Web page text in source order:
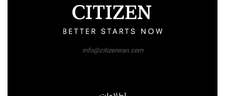
info@citizeniran.com